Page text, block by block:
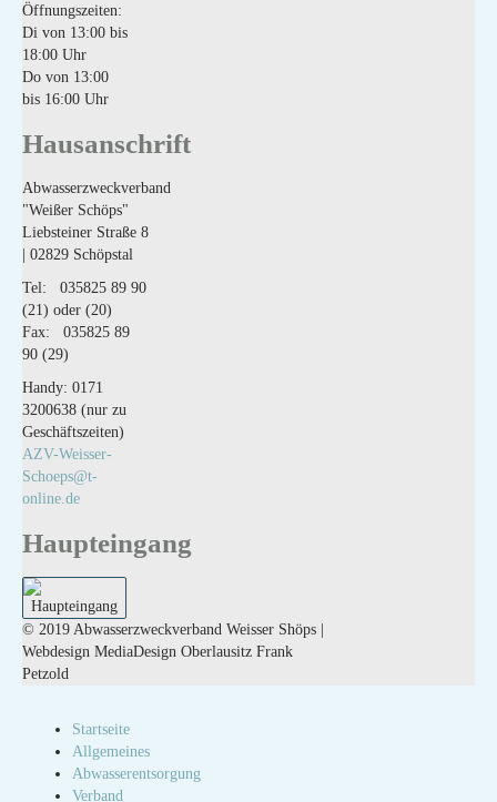
Öffnungszeiten:
Di von 13:00 bis
18:00 Uhr
Do von 13:00
bis 16:00 Uhr
Hausanschrift
Abwasserzweckverband
"Weißer Schöps"
Liebsteiner Straße 8
| 02829 Schöpstal
Tel: 035825 89 90
(21) oder (20)
Fax: 035825 89
90 (29)
Handy: 0171
3200638 (nur zu
Geschäftszeiten)
AZV-Weisser-
Schoeps@t-
online.de
Haupteingang
© 2019 Abwasserzweckverband Weisser Shöps |
Webdesign MediaDesign Oberlausitz Frank
Petzold
Startseite
Allgemeines
Abwasserentsorgung
Verband